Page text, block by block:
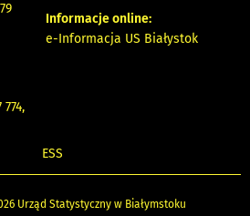
774,
Informacje online:
e-Informacja US Białystok
ESS
Urząd Statystyczny w Białymstoku